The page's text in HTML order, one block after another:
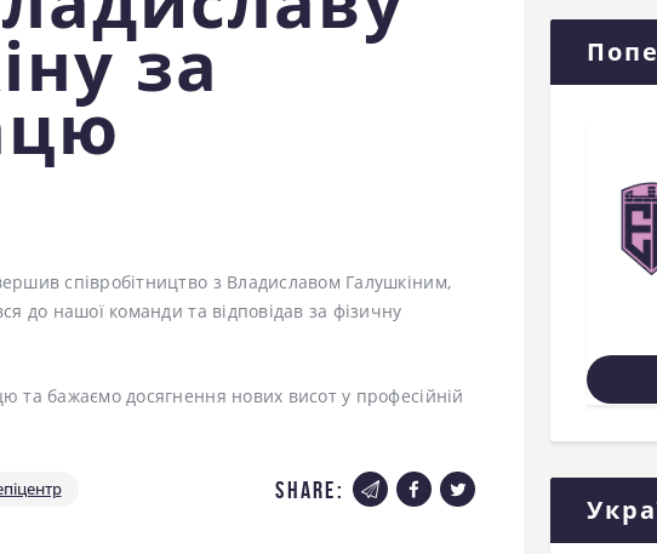
за
співробітництво з Владиславом Галушкіним,
до нашої команди та відповідав за фізичну
та бажаємо досягнення нових висот у професійній
share: